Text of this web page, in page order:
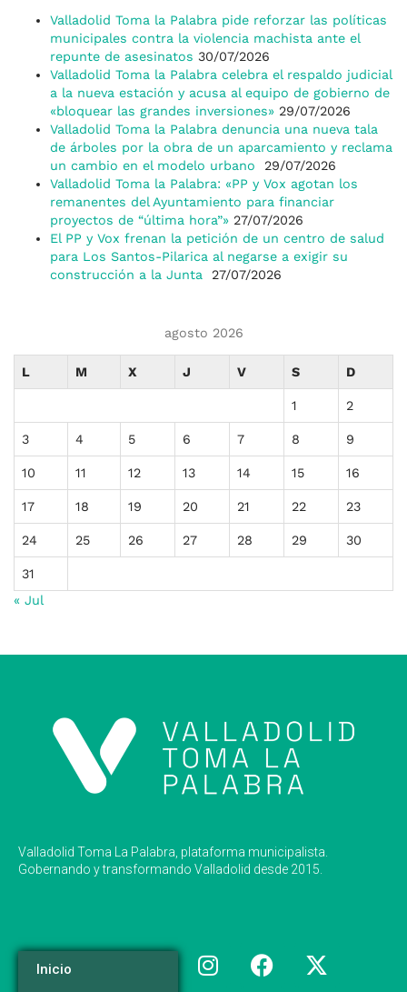
Valladolid Toma la Palabra pide reforzar las políticas
municipales contra la violencia machista ante el
repunte de asesinatos 30/07/2026
Valladolid Toma la Palabra celebra el respaldo judicial
a la nueva estación y acusa al equipo de gobierno de
«bloquear las grandes inversiones» 29/07/2026
Valladolid Toma la Palabra denuncia una nueva tala
de árboles por la obra de un aparcamiento y reclama
un cambio en el modelo urbano
29/07/2026
Valladolid Toma la Palabra: «PP y Vox agotan los
remanentes del Ayuntamiento para financiar
proyectos de “última hora”» 27/07/2026
El PP y Vox frenan la petición de un centro de salud
para Los Santos-Pilarica al negarse a exigir su
construcción a la Junta
27/07/2026
agosto 2026
L M X J V S D
1 2
3 4 5 6 7 8 9
10 11 12 13 14 15 16
17 18 19 20 21 22 23
24 25 26 27 28 29 30
31
« Jul
Valladolid Toma La Palabra, plataforma municipalista.
Gobernando y transformando Valladolid desde 2015.
Inicio